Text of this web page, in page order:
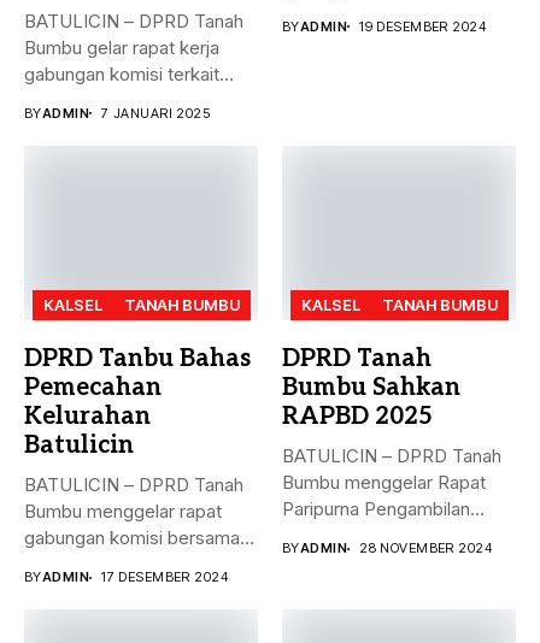
BATULICIN – DPRD Tanah
Bumbu gelar rapat kerja
gabungan komisi terkait
BYADMIN 7 JANUARI 2025
BYADMIN 19 DESEMBER 2024
KALSEL TANAH BUMBU
DPRD Tanbu Bahas
Pemecahan
Kelurahan
Batulicin
BATULICIN – DPRD Tanah
Bumbu menggelar rapat
gabungan komisi bersama
BYADMIN 17 DESEMBER 2024
KALSEL TANAH BUMBU
DPRD Tanah
Bumbu Sahkan
RAPBD 2025
BATULICIN – DPRD Tanah
Bumbu menggelar Rapat
Paripurna Pengambilan
BYADMIN 28 NOVEMBER 2024